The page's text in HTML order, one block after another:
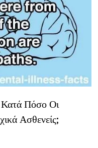
Κατά Πόσο Οι
Ασθενείς;